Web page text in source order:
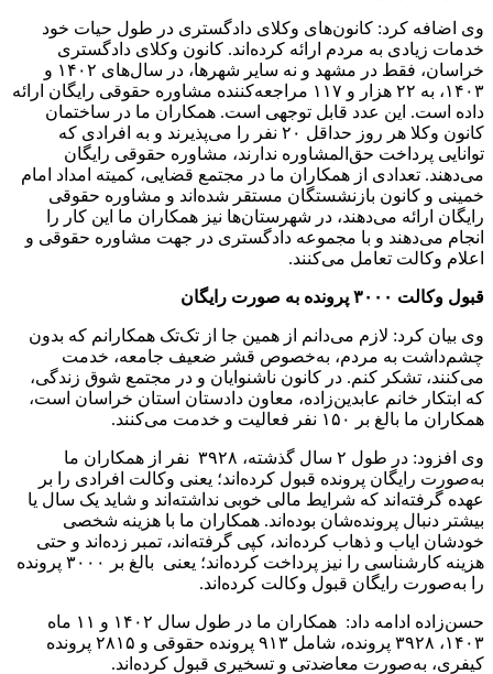
وی اضافه کرد: کانون‌های وکلای دادگستری در طول حیات خود
خدمات زیادی به مردم ارائه کرده‌اند. کانون وکلای دادگستری
خراسان، فقط در مشهد و نه سایر شهرها، در سال‌های ۱۴۰۲ و
۱۴۰۳، به ۲۲ هزار و ۱۱۷ مراجعه‌کننده مشاوره حقوقی رایگان ارائه
داده است. این عدد قابل توجهی است. همکاران ما در ساختمان
کانون وکلا هر روز حداقل ۲۰ نفر را می‌پذیرند و به افرادی که
توانایی پرداخت حق‌المشاوره ندارند، مشاوره حقوقی رایگان
می‌دهند. تعدادی از همکاران ما در مجتمع قضایی، کمیته امداد امام
خمینی و کانون بازنشستگان مستقر شده‌اند و مشاوره حقوقی
رایگان ارائه می‌دهند، در شهرستان‌ها نیز همکاران ما این کار را
انجام می‌دهند و با مجموعه دادگستری در جهت مشاوره حقوقی و
اعلام وکالت تعامل می‌کنند.
قبول وکالت ۳۰۰۰ پرونده به صورت رایگان
وی بیان کرد: لازم می‌دانم از همین جا از تک‌تک همکارانم که بدون
چشم‌داشت به مردم، به‌خصوص قشر ضعیف جامعه، خدمت
می‌کنند، تشکر کنم. در کانون ناشنوایان و در مجتمع شوق زندگی،
که ابتکار خانم عابدین‌زاده، معاون دادستان استان خراسان است،
همکاران ما بالغ بر ۱۵۰ نفر فعالیت و خدمت می‌کنند.
وی افزود: در طول ۲ سال گذشته، ۳۹۲۸ نفر از همکاران ما
به‌صورت رایگان پرونده قبول کرده‌اند؛ یعنی وکالت افرادی را بر
عهده گرفته‌اند که شرایط مالی خوبی نداشته‌اند و شاید یک سال یا
بیشتر دنبال پرونده‌شان بوده‌اند. همکاران ما با هزینه شخصی
خودشان ایاب و ذهاب کرده‌اند، کپی گرفته‌اند، تمبر زده‌اند و حتی
هزینه کارشناسی را نیز پرداخت کرده‌اند؛ یعنی بالغ بر ۳۰۰۰ پرونده
را به‌صورت رایگان قبول وکالت کرده‌اند.
حسن‌زاده ادامه داد: همکاران ما در طول سال ۱۴۰۲ و ۱۱ ماه
۱۴۰۳، ۳۹۲۸ پرونده، شامل ۹۱۳ پرونده حقوقی و ۲۸۱۵ پرونده
کیفری، به‌صورت معاضدتی و تسخیری قبول کرده‌اند.